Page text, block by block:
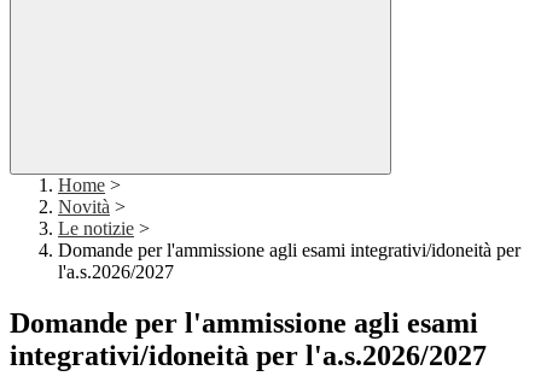
Home >
Novità >
Le notizie >
Domande per l'ammissione agli esami integrativi/idoneità per
l'a.s.2026/2027
Domande per l'ammissione agli esami
integrativi/idoneità per l'a.s.2026/2027